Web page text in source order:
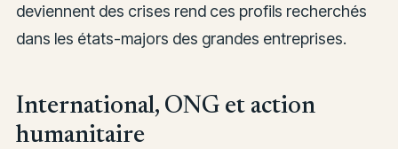
deviennent des crises rend ces profils recherchés
dans les états-majors des grandes entreprises.
International, ONG et action
humanitaire